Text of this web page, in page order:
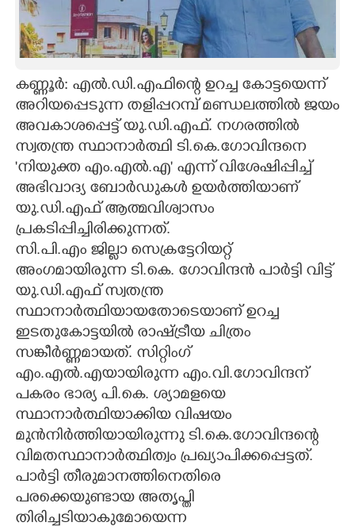
ART
ASTRO
CARTOONS
LITERATURE
ZOOM
CONTACT US
കണ്ണൂർ: എൽ.ഡി.എഫിന്റെ ഉറച്ച കോട്ടയെന്ന്
അറിയപ്പെടുന്ന തളിപ്പറമ്പ് മണ്ഡലത്തിൽ ജയം
അവകാശപ്പെട്ട് യു.ഡി.എഫ്. നഗരത്തിൽ
സ്വതന്ത്ര സ്ഥാനാർത്ഥി ടി.കെ.ഗോവിന്ദനെ
'നിയുക്ത എം.എൽ.എ' എന്ന് വിശേഷിപ്പിച്ച്
അഭിവാദ്യ ബോർഡുകൾ ഉയർത്തിയാണ്
യു.ഡി.എഫ് ആത്മവിശ്വാസം
പ്രകടിപ്പിച്ചിരിക്കുന്നത്.
സി.പി.എം ജില്ലാ സെക്രട്ടേറിയറ്റ്
അംഗമായിരുന്ന ടി.കെ. ഗോവിന്ദൻ പാർട്ടി വിട്ട്
യു.ഡി.എഫ് സ്വതന്ത്ര
സ്ഥാനാർത്ഥിയായതോടെയാണ് ഉറച്ച
ഇടതുകോട്ടയിൽ രാഷ്ട്രീയ ചിത്രം
സങ്കീർണ്ണമായത്. സിറ്റിംഗ്
എം.എൽ.എയായിരുന്ന എം.വി.ഗോവിന്ദന്
പകരം ഭാര്യ പി.കെ. ശ്യാമളയെ
സ്ഥാനാർത്ഥിയാക്കിയ വിഷയം
മുൻനിർത്തിയായിരുന്നു ടി.കെ.ഗോവിന്ദന്റെ
വിമതസ്ഥാനാർത്ഥിത്വം പ്രഖ്യാപിക്കപ്പെട്ടത്.
പാർട്ടി തീരുമാനത്തിനെതിരെ
പരക്കെയുണ്ടായ അതൃപ്തി
തിരിച്ചടിയാകുമോയെന്ന